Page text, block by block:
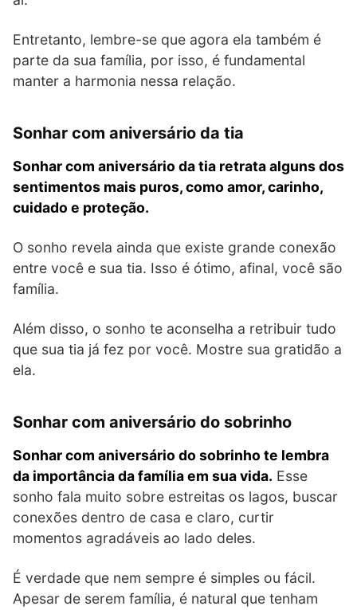
Entretanto, lembre-se que agora ela também é
parte da sua família, por isso, é fundamental
manter a harmonia nessa relação.
Sonhar com aniversário da tia
Sonhar com aniversário da tia retrata alguns dos
sentimentos mais puros, como amor, carinho,
cuidado e proteção.
O sonho revela ainda que existe grande conexão
entre você e sua tia. Isso é ótimo, afinal, você são
família.
Além disso, o sonho te aconselha a retribuir tudo
que sua tia já fez por você. Mostre sua gratidão a
ela.
Sonhar com aniversário do sobrinho
Sonhar com aniversário do sobrinho te lembra
da importância da família em sua vida. Esse
sonho fala muito sobre estreitas os lagos, buscar
conexões dentro de casa e claro, curtir
momentos agradáveis ao lado deles.
É verdade que nem sempre é simples ou fácil.
Apesar de serem família, é natural que tenham